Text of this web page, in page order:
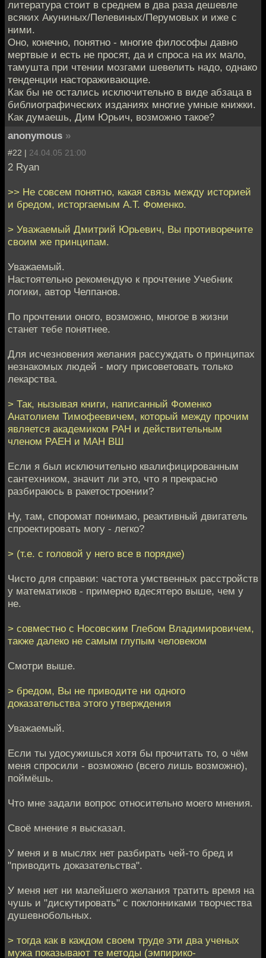
литература стоит в среднем в два раза дешевле
всяких Акуниных/Пелевиных/Перумовых и иже с
ними.
Оно, конечно, понятно - многие философы давно
мертвые и есть не просят, да и спроса на их мало,
тамушта при чтении мозгами шевелить надо, однако
тенденции настораживающие.
Как бы не остались исключительно в виде абзаца в
библиографических изданиях многие умные книжки.
Как думаешь, Дим Юрьич, возможно такое?
anonymous »
#22 | 24.04.05 21:00
2 Ryan
>> Не совсем понятно, какая связь между историей
и бредом, исторгаемым А.Т. Фоменко.
> Уважаемый Дмитрий Юрьевич, Вы противоречите
своим же принципам.
Уважаемый.
Настоятельно рекомендую к прочтение Учебник
логики, автор Челпанов.
По прочтении оного, возможно, многое в жизни
станет тебе понятнее.
Для исчезновения желания рассуждать о принципах
незнакомых людей - могу присоветовать только
лекарства.
> Так, нызывая книги, написанный Фоменко
Анатолием Тимофеевичем, который между прочим
является академиком РАН и действительным
членом РАЕН и МАН ВШ
Если я был исключительно квалифицированным
сантехником, значит ли это, что я прекрасно
разбираюсь в ракетостроении?
Ну, там, споромат понимаю, реактивный двигатель
спроектировать могу - легко?
> (т.е. с головой у него все в порядке)
Чисто для справки: частота умственных расстройств
у математиков - примерно вдесятеро выше, чем у
не.
> совместно с Носовским Глебом Владимировичем,
также далеко не самым глупым человеком
Смотри выше.
> бредом, Вы не приводите ни одного
доказательства этого утверждения
Уважаемый.
Если ты удосужишься хотя бы прочитать то, о чём
меня спросили - возможно (всего лишь возможно),
поймёшь.
Что мне задали вопрос относительно моего мнения.
Своё мнение я высказал.
У меня и в мыслях нет разбирать чей-то бред и
"приводить доказательства".
У меня нет ни малейшего желания тратить время на
чушь и "дискутировать" с поклонниками творчества
душевнобольных.
> тогда как в каждом своем труде эти два ученых
мужа показывают те методы (эмпирико-